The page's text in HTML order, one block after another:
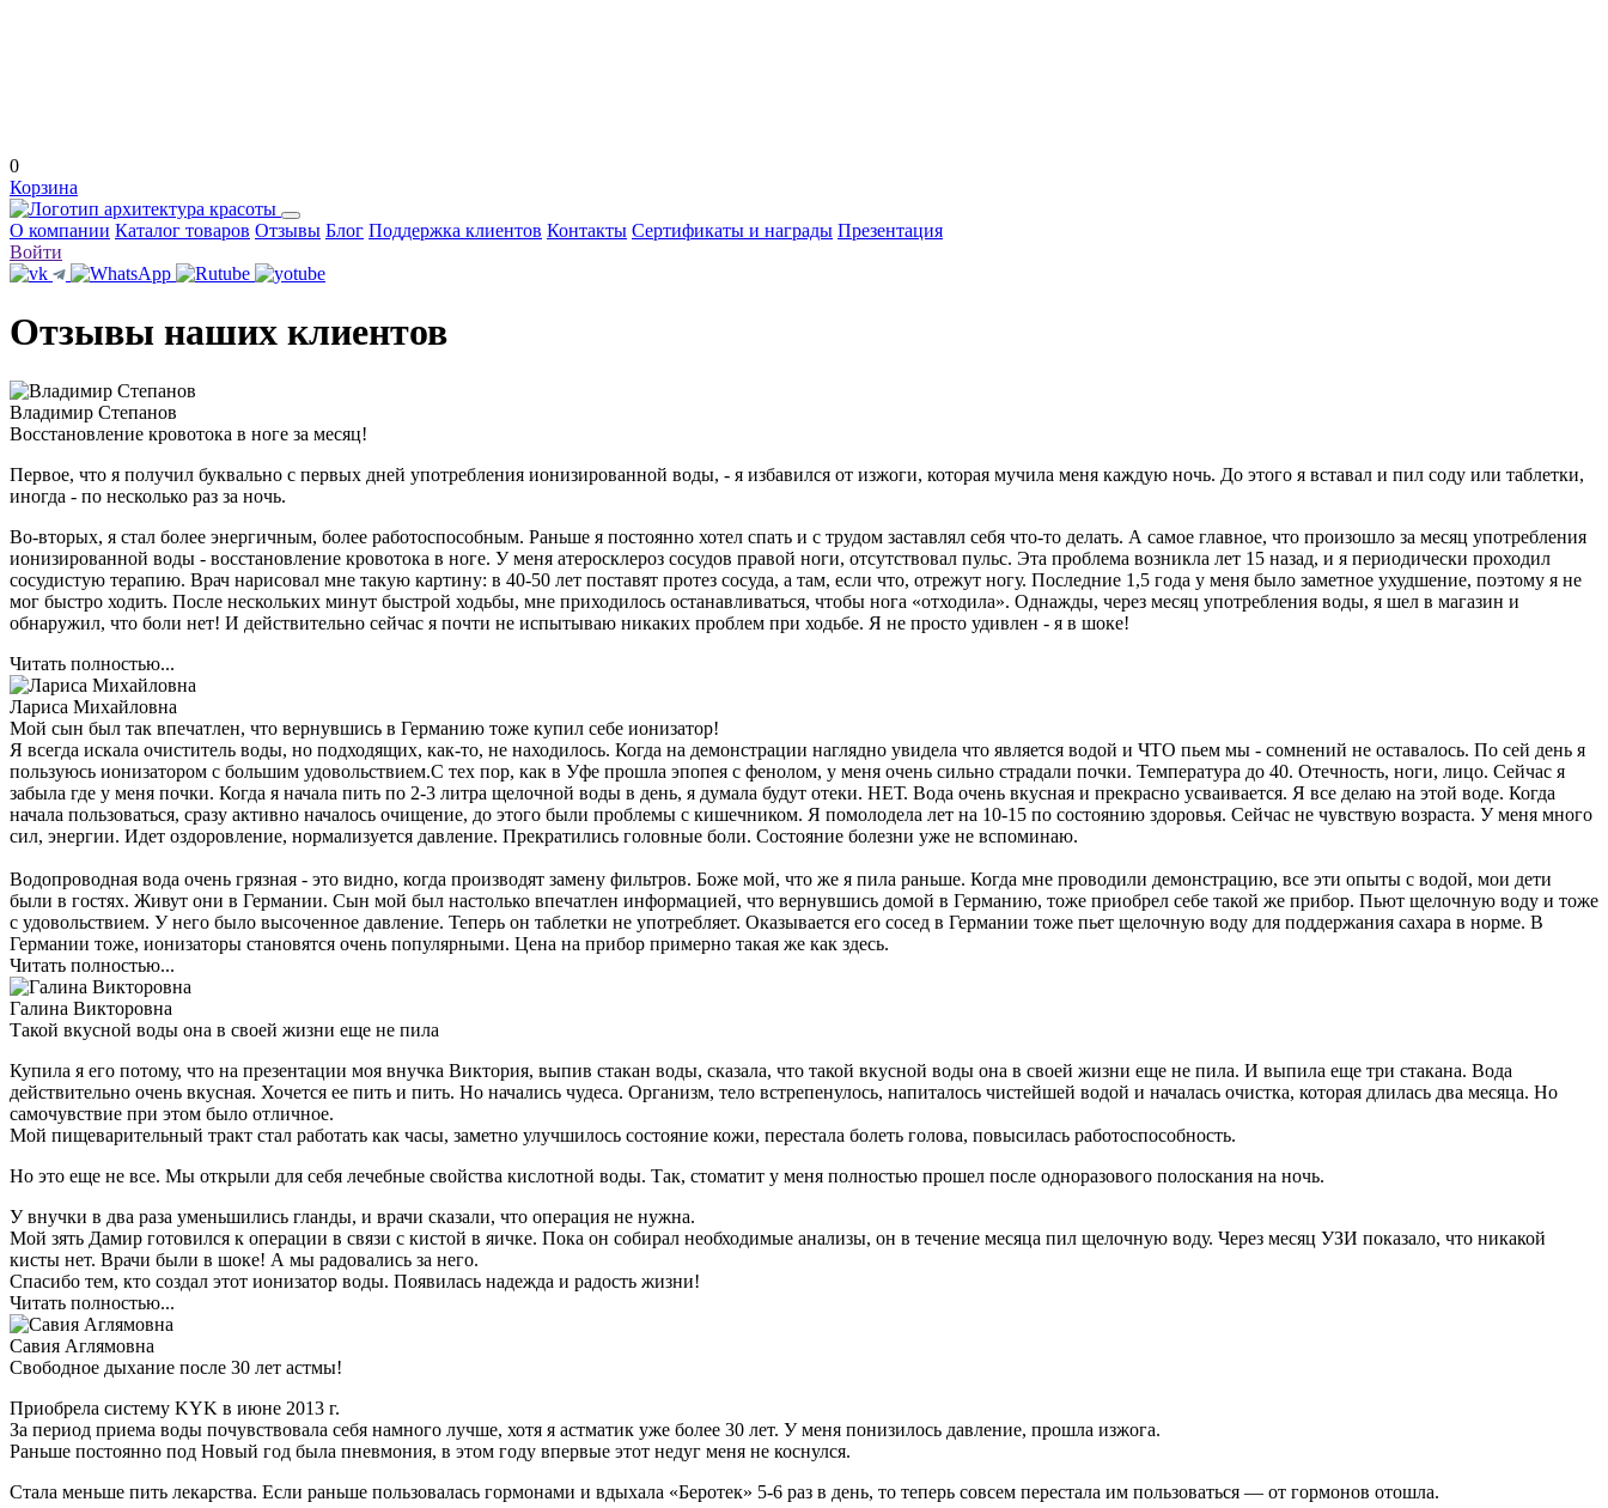
0
Корзина
О компании Каталог товаров Отзывы Блог Поддержка клиентов Контакты Сертификаты и награды Презентация
Войти
Отзывы наших клиентов
Владимир Степанов
Восстановление кровотока в ноге за месяц!
Первое, что я получил буквально с первых дней употребления ионизированной воды, - я избавился от изжоги, которая мучила меня каждую ночь. До этого я вставал и пил соду или таблетки,
иногда - по несколько раз за ночь.
Во-вторых, я стал более энергичным, более работоспособным. Раньше я постоянно хотел спать и с трудом заставлял себя что-то делать. А самое главное, что произошло за месяц употребления
ионизированной воды - восстановление кровотока в ноге. У меня атеросклероз сосудов правой ноги, отсутствовал пульс. Эта проблема возникла лет 15 назад, и я периодически проходил
сосудистую терапию. Врач нарисовал мне такую картину: в 40-50 лет поставят протез сосуда, а там, если что, отрежут ногу. Последние 1,5 года у меня было заметное ухудшение, поэтому я не
мог быстро ходить. После нескольких минут быстрой ходьбы, мне приходилось останавливаться, чтобы нога «отходила». Однажды, через месяц употребления воды, я шел в магазин и
обнаружил, что боли нет! И действительно сейчас я почти не испытываю никаких проблем при ходьбе. Я не просто удивлен - я в шоке!
Читать полностью...
Лариса Михайловна
Мой сын был так впечатлен, что вернувшись в Германию тоже купил себе ионизатор!
Я всегда искала очиститель воды, но подходящих, как-то, не находилось. Когда на демонстрации наглядно увидела что является водой и ЧТО пьем мы - сомнений не оставалось. По сей день я
пользуюсь ионизатором с большим удовольствием.С тех пор, как в Уфе прошла эпопея с фенолом, у меня очень сильно страдали почки. Температура до 40. Отечность, ноги, лицо. Сейчас я
забыла где у меня почки. Когда я начала пить по 2-3 литра щелочной воды в день, я думала будут отеки. НЕТ. Вода очень вкусная и прекрасно усваивается. Я все делаю на этой воде. Когда
начала пользоваться, сразу активно началось очищение, до этого были проблемы с кишечником. Я помолодела лет на 10-15 по состоянию здоровья. Сейчас не чувствую возраста. У меня много
сил, энергии. Идет оздоровление, нормализуется давление. Прекратились головные боли. Состояние болезни уже не вспоминаю.
Водопроводная вода очень грязная - это видно, когда производят замену фильтров. Боже мой, что же я пила раньше. Когда мне проводили демонстрацию, все эти опыты с водой, мои дети
были в гостях. Живут они в Германии. Сын мой был настолько впечатлен информацией, что вернувшись домой в Германию, тоже приобрел себе такой же прибор. Пьют щелочную воду и тоже
с удовольствием. У него было высоченное давление. Теперь он таблетки не употребляет. Оказывается его сосед в Германии тоже пьет щелочную воду для поддержания сахара в норме. В
Германии тоже, ионизаторы становятся очень популярными. Цена на прибор примерно такая же как здесь.
Читать полностью...
Галина Викторовна
Такой вкусной воды она в своей жизни еще не пила
Купила я его потому, что на презентации моя внучка Виктория, выпив стакан воды, сказала, что такой вкусной воды она в своей жизни еще не пила. И выпила еще три стакана. Вода
действительно очень вкусная. Хочется ее пить и пить. Но начались чудеса. Организм, тело встрепенулось, напиталось чистейшей водой и началась очистка, которая длилась два месяца. Но
самочувствие при этом было отличное.
Мой пищеварительный тракт стал работать как часы, заметно улучшилось состояние кожи, перестала болеть голова, повысилась работоспособность.
Но это еще не все. Мы открыли для себя лечебные свойства кислотной воды. Так, стоматит у меня полностью прошел после одноразового полоскания на ночь.
У внучки в два раза уменьшились гланды, и врачи сказали, что операция не нужна.
Мой зять Дамир готовился к операции в связи с кистой в яичке. Пока он собирал необходимые анализы, он в течение месяца пил щелочную воду. Через месяц УЗИ показало, что никакой
кисты нет. Врачи были в шоке! А мы радовались за него.
Спасибо тем, кто создал этот ионизатор воды. Появилась надежда и радость жизни!
Читать полностью...
Савия Аглямовна
Свободное дыхание после 30 лет астмы!
Приобрела систему KYK в июне 2013 г.
За период приема воды почувствовала себя намного лучше, хотя я астматик уже более 30 лет. У меня понизилось давление, прошла изжога.
Раньше постоянно под Новый год была пневмония, в этом году впервые этот недуг меня не коснулся.
Стала меньше пить лекарства. Если раньше пользовалась гормонами и вдыхала «Беротек» 5-6 раз в день, то теперь совсем перестала им пользоваться — от гормонов отошла.